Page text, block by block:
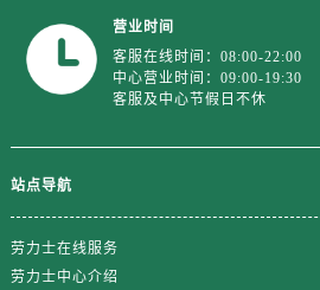
营业时间
客服在线时间：08:00-22:00
中心营业时间：09:00-19:30
客服及中心节假日不休
站点导航
劳力士在线服务
劳力士中心介绍